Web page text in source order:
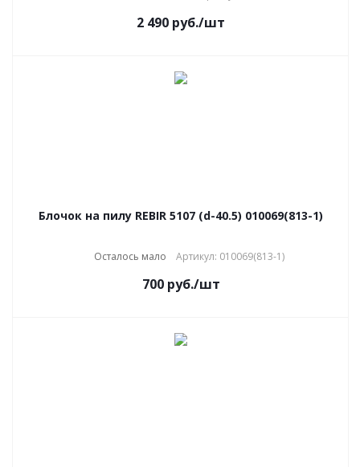
2 490 руб./шт
Блочок на пилу REBIR 5107 (d-40.5) 010069(813-1)
Осталось мало Артикул: 010069(813-1)
700руб./шт